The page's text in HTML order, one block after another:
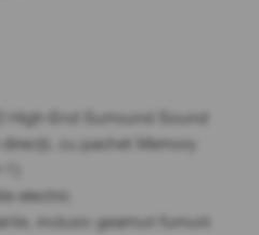
High-End Surround Sound
cu pachet Memory
electric
inclusiv geamuri fumurii